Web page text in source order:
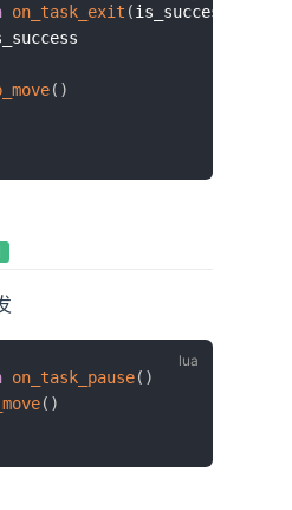
on_task_exit (is_success
( )
on_task_pause( )
( )